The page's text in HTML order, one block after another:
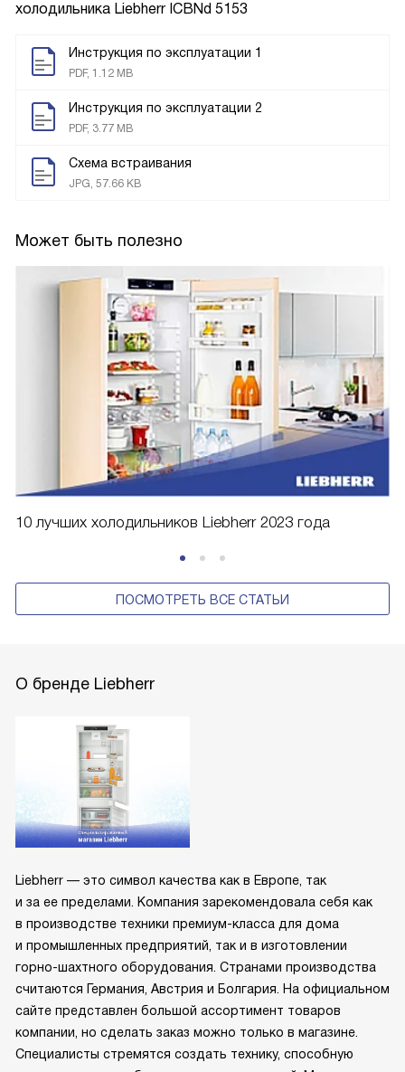
холодильника Liebherr ICBNd 5153
Инструкция по эксплуатации 1
PDF, 1.12 MB
Инструкция по эксплуатации 2
PDF, 3.77 MB
Схема встраивания
JPG, 57.66 KB
Может быть полезно
10 лучших холодильников Liebherr 2023 года
ПОСМОТРЕТЬ ВСЕ СТАТЬИ
О бренде Liebherr
Liebherr — это символ качества как в Европе, так
и за ее пределами. Компания зарекомендовала себя как
в производстве техники премиум-класса для дома
и промышленных предприятий, так и в изготовлении
горно-шахтного оборудования. Странами производства
считаются Германия, Австрия и Болгария. На официальном
сайте представлен большой ассортимент товаров
компании, но сделать заказ можно только в магазине.
Специалисты стремятся создать технику, способную